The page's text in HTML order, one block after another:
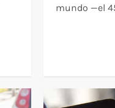
mundo —el